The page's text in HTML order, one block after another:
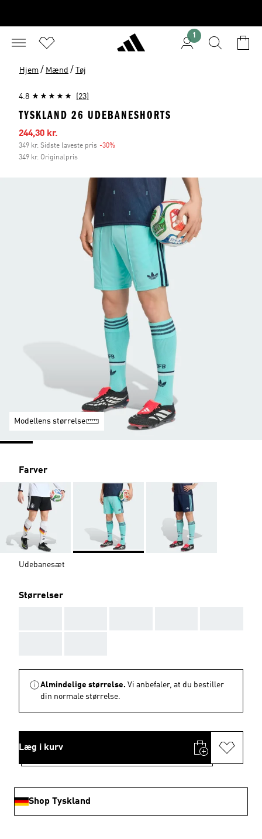
1
Hjem / Mænd / Tøj
4.8 (23)
TYSKLAND 26 UDEBANESHORTS
Udsalgspris
244,30 kr.
349 kr. Sidste laveste pris -30%
349 kr. Originalpris
Modellens størrelse
Farver
Udebanesæt
Størrelser
Almindelige størrelse. Vi anbefaler, at du bestiller
din normale størrelse.
Læg i kurv
Shop Tyskland